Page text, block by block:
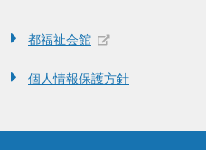
都福祉会館
個人情報保護方針